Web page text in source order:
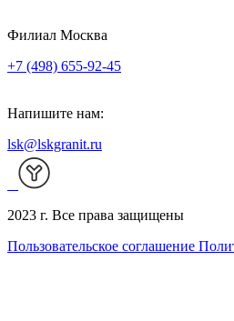
Филиал Москва
+7 (498) 655-92-45
Напишите нам:
lsk@lskgranit.ru
2023 г. Все права защищены
Пользовательское соглашение